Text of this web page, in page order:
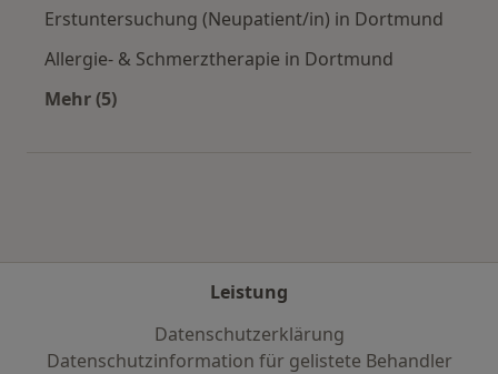
Erstuntersuchung (Neupatient/in) in Dortmund
Allergie- & Schmerztherapie in Dortmund
Mehr (5)
Leistung
Datenschutzerklärung
Datenschutzinformation für gelistete Behandler